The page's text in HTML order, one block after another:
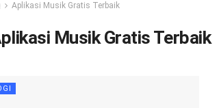
Aplikasi Musik Gratis Terbaik
Musik Gratis Terbaik